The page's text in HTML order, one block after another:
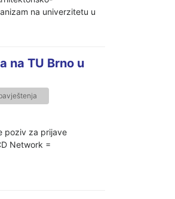
na univerzitetu u
na TU Brno u
poziv za prijave
Network =